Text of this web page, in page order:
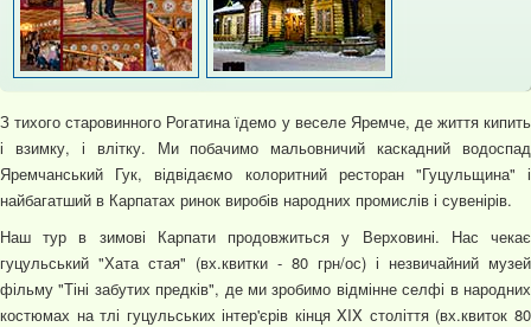
З тихого старовинного Рогатина їдемо у веселе Яремче, де життя кипить
і взимку, і влітку. Ми побачимо мальовничий каскадний водоспад
Яремчанський Гук, відвідаємо колоритний ресторан "Гуцульщина" і
найбагатший в Карпатах ринок виробів народних промислів і сувенірів.
Наш тур в зимові Карпати продовжиться у Верховині. Нас чекає
гуцульський "Хата стая" (вх.квитки - 80 грн/ос) і незвичайний музей
фільму "Тіні забутих предків", де ми зробимо відмінне селфі в народних
костюмах на тлі гуцульських інтер'єрів кінця XIX століття (вх.квиток 80